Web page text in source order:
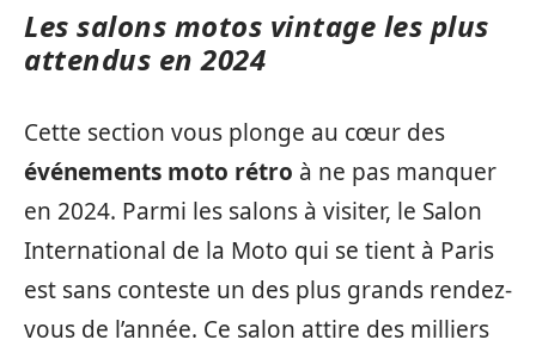
Les salons motos vintage les plus
attendus en 2024
Cette section vous plonge au cœur des
événements moto rétro à ne pas manquer
en 2024. Parmi les salons à visiter, le Salon
International de la Moto qui se tient à Paris
est sans conteste un des plus grands rendez-
vous de l’année. Ce salon attire des milliers